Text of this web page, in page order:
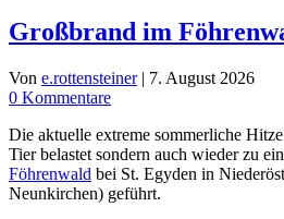
Großbrand im
Von e.rottensteiner | 7. August 2026
0 Kommentare
Die aktuelle extreme sommerliche
Tier belastet sondern auch wieder zu
Föhrenwald bei St. Egyden in
Neunkirchen) geführt.